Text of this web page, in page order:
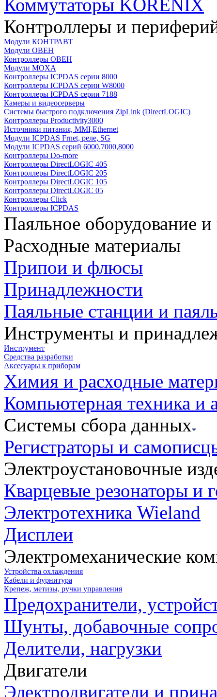
Коммутаторы KORENIX
Контроллеры и
Модули КОНТРАВТ
Модули ОВЕН
Контроллеры ОВЕН
Модули MOXA
Контроллеры ICPDAS серии 8000
Контроллеры ICPDAS серии W8000
Контроллеры ICPDAS серии 7188
Камеры и видеосерверы
Системы быстрого подключения ZipLink (DirectLOGIC)
Контроллеры Productivity3000
Источники питания, MMI,Ethernet
Модули ICPDAS Frnet, реле, SG
Модули ICPDAS серий 6000,7000,8000
Контроллеры Do-more
Контроллеры DirectLOGIC 405
Контроллеры DirectLOGIC 205
Контроллеры DirectLOGIC 105
Контроллеры DirectLOGIC 05
Контроллеры Click
Контроллеры ICPDAS
Паяльное оборудование
Расходные материалы
Припои и флюсы
Принадлежности
Паяльные станции и
Инструменты и
Инструмент
Средства разработки
Аксесуары к приборам
Химия и расходные
Компьютерная техника и
Системы сбора данных
Регистраторы и
Электроустановочные
Кварцевые резонаторы и
Электротехника Wieland
Дисплеи
Электромеханические
Устройства охлаждения
Кабели и фурнитура
Крепеж, метизы, ручки управления
Предохранители,
Шунты, добавочные
Делители, нагрузки
Двигатели
Электродвигатели и